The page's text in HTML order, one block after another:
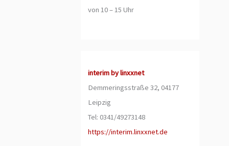
von 10 – 15 Uhr
interim by linxxnet
Demmeringsstraße 32, 04177
Leipzig
Tel: 0341/49273148
https://interim.linxxnet.de